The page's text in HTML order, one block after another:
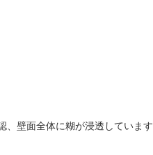
、壁面全体に糊が浸透しています